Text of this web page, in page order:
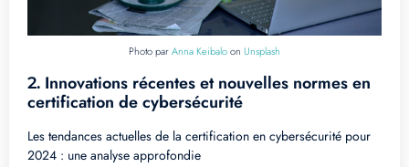
Photo parAnna Keibaloon Unsplash
2. Innovations récentes et nouvelles normes en
certification de cybersécurité
Les tendances actuelles de la certification en cybersécurité pour
2024 : une analyse approfondie